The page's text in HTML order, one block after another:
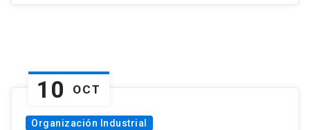
10 OCT
Organización Industrial